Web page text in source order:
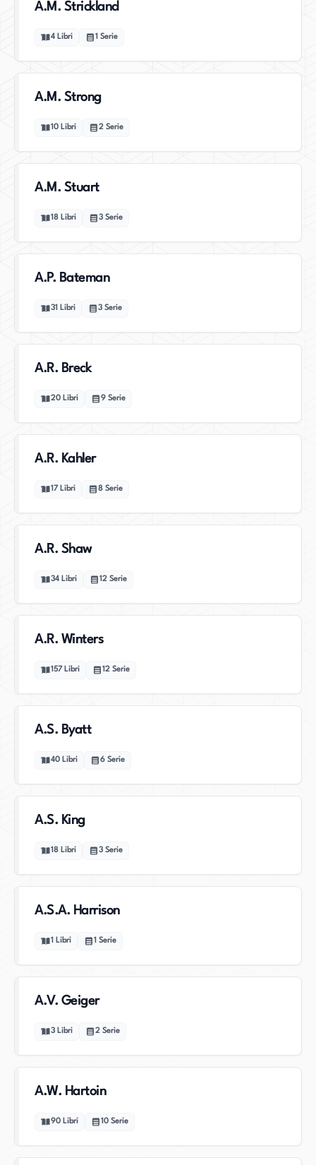
A.M. Strickland
4 Libri 1 Serie
A.M. Strong
10 Libri 2 Serie
A.M. Stuart
18 Libri 3 Serie
A.P. Bateman
31 Libri 3 Serie
A.R. Breck
20 Libri 9 Serie
A.R. Kahler
17 Libri 8 Serie
A.R. Shaw
34 Libri 12 Serie
A.R. Winters
157 Libri 12 Serie
A.S. Byatt
40 Libri 6 Serie
A.S. King
18 Libri 3 Serie
A.S.A. Harrison
1 Libri 1 Serie
A.V. Geiger
3 Libri 2 Serie
A.W. Hartoin
90 Libri 10 Serie